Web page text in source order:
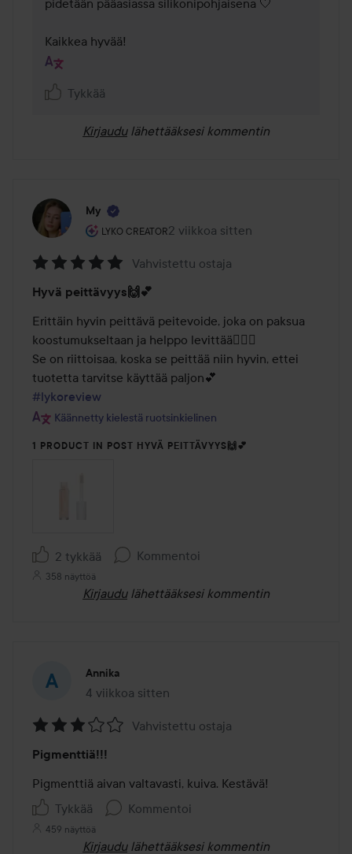
pidetään pääasiassa silikonipohjaisena 🤍
Kaikkea hyvää!
Tykkää
Kirjaudu lähettääksesi kommentin
My
LYKO CREATOR
Käyttäjän rooli: Lyko Creator.
2 viikkoa sitten
Viesti luotiin 2 viikkoa sitten
5
/
5
Vahvistettu ostaja
Hyvä peittävyys🙌💕
Erittäin hyvin peittävä peitevoide, joka on paksua
koostumukseltaan ja helppo levittää💆🏼‍♀️
Se on riittoisaa, koska se peittää niin hyvin, ettei
#lykoreview
Käännetty kielestä ruotsinkielinen
1 PRODUCT IN POST HYVÄ PEITTÄVYYS🙌💕
2 tykkää Kommentoi
358 näyttöä
Kirjaudu lähettääksesi kommentin
Annika
4 viikkoa sitten
Viesti luotiin 4 viikkoa sitten
3
/
5
Vahvistettu ostaja
Pigmenttiä!!!
Pigmenttiä aivan valtavasti, kuiva. Kestävä!
Tykkää
Kommentoi
459 näyttöä
Kirjaudu lähettääksesi kommentin